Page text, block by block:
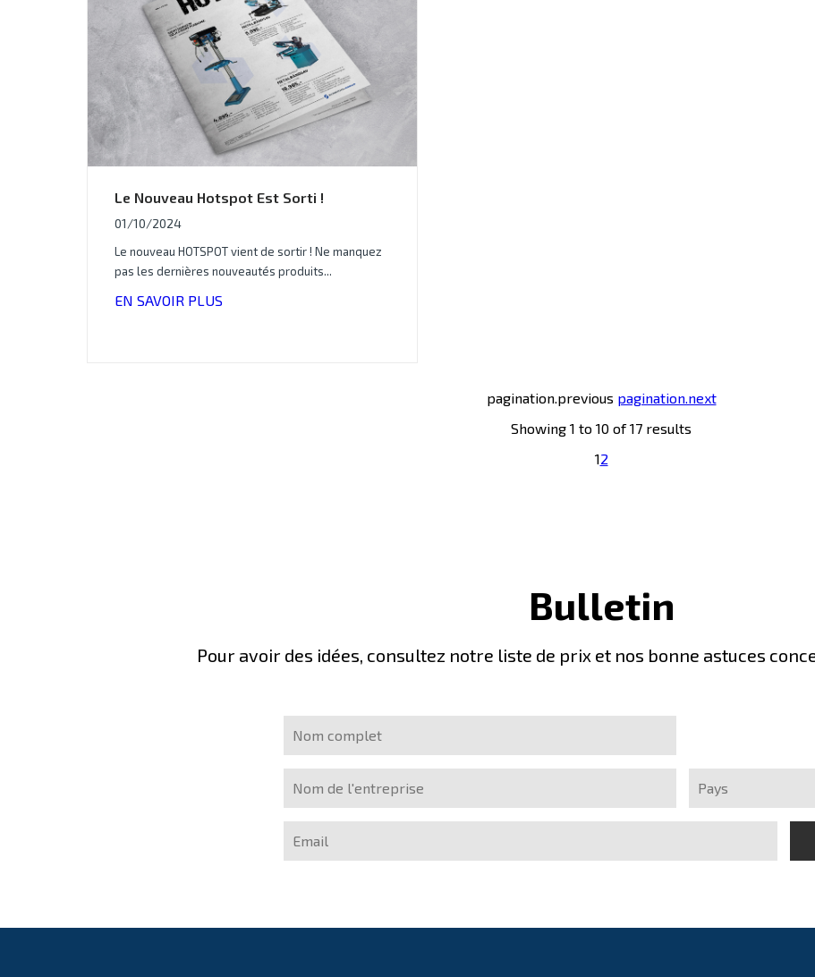
Le Nouveau Hotspot Est Sorti !
01/10/2024
Le nouveau HOTSPOT vient de sortir ! Ne manquez
pas les dernières nouveautés produits...
EN SAVOIR PLUS
pagination.previous pagination.next
Showing 1 to 10 of17 results
12
Bulletin
Pour avoir des idées, consultez notre liste de prix et nos bonne astuces